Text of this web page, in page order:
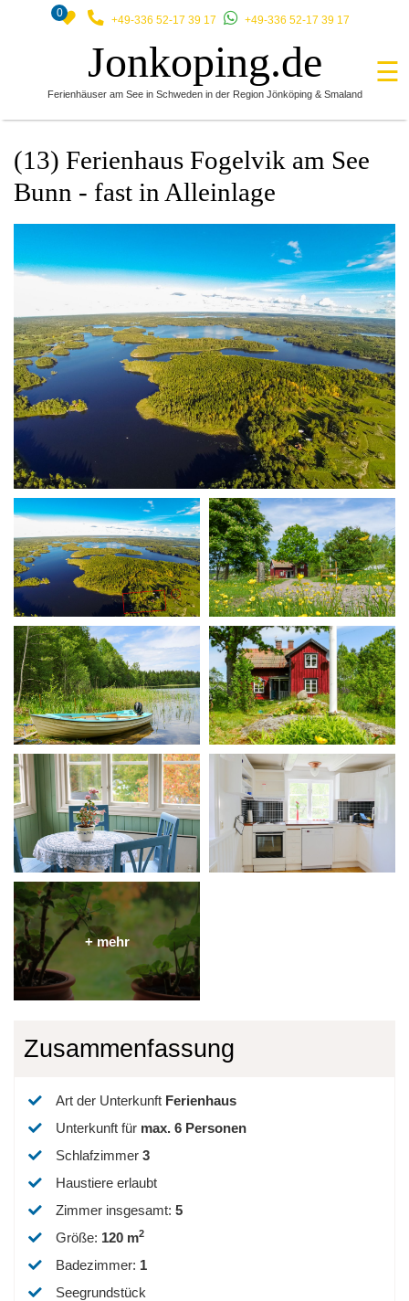
0
+49-336 52-17 39 17 +49-336 52-17 39 17
Jonkoping.de
Ferienhäuser am See in Schweden in der Region Jönköping & Smaland
☰
(13) Ferienhaus Fogelvik am See
Bunn - fast in Alleinlage
Zusammenfassung
Art der Unterkunft Ferienhaus
Unterkunft für max. 6 Personen
Schlafzimmer 3
Haustiere erlaubt
Zimmer insgesamt: 5
Größe: 120 m2
Badezimmer: 1
Seegrundstück